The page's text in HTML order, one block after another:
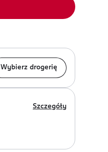
Wybierz drogerię
Szczegóły